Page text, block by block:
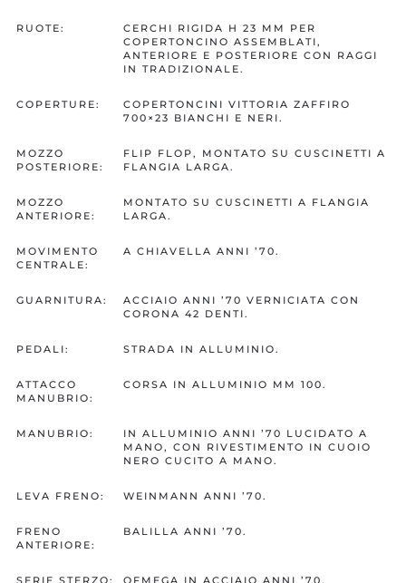
RUOTE:
CERCHI RIGIDA H 23 MM PER
COPERTONCINO ASSEMBLATI,
ANTERIORE E POSTERIORE CON RAGGI
IN TRADIZIONALE.
COPERTURE:
COPERTONCINI VITTORIA ZAFFIRO
700×23 BIANCHI E NERI.
MOZZO
POSTERIORE:
FLIP FLOP, MONTATO SU CUSCINETTI A
FLANGIA LARGA.
MOZZO
ANTERIORE:
MONTATO SU CUSCINETTI A FLANGIA
LARGA.
MOVIMENTO
CENTRALE:
A CHIAVELLA ANNI ’70.
GUARNITURA:
ACCIAIO ANNI ’70 VERNICIATA CON
CORONA 42 DENTI.
PEDALI: STRADA IN ALLUMINIO.
ATTACCO
MANUBRIO:
CORSA IN ALLUMINIO MM 100.
MANUBRIO:
IN ALLUMINIO ANNI ’70 LUCIDATO A
MANO, CON RIVESTIMENTO IN CUOIO
NERO CUCITO A MANO.
LEVA FRENO: WEINMANN ANNI ’70.
FRENO
ANTERIORE:
BALILLA ANNI ’70.
SERIE STERZO: OFMEGA IN ACCIAIO ANNI ’70.